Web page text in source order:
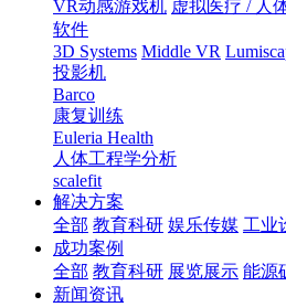
VR动感游戏机 虚拟医疗 / 人
软件
3D Systems Middle VR
投影机
Barco
康复训练
Euleria Health
人体工程学分析
scalefit
解决方案
全部 教育科研 娱乐传媒 工业
成功案例
全部 教育科研 展览展示 能源
新闻资讯